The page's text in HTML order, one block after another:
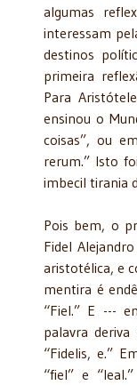
algumas
interessam
destinos
primeira
Para
ensinou o
coisas”, ou
rerum.” Isto
imbecil tirania
Pois bem, o
Fidel
aristotélica, e
mentira é
“Fiel.” E ---
palavra
“Fidelis, e.”
“fiel” e